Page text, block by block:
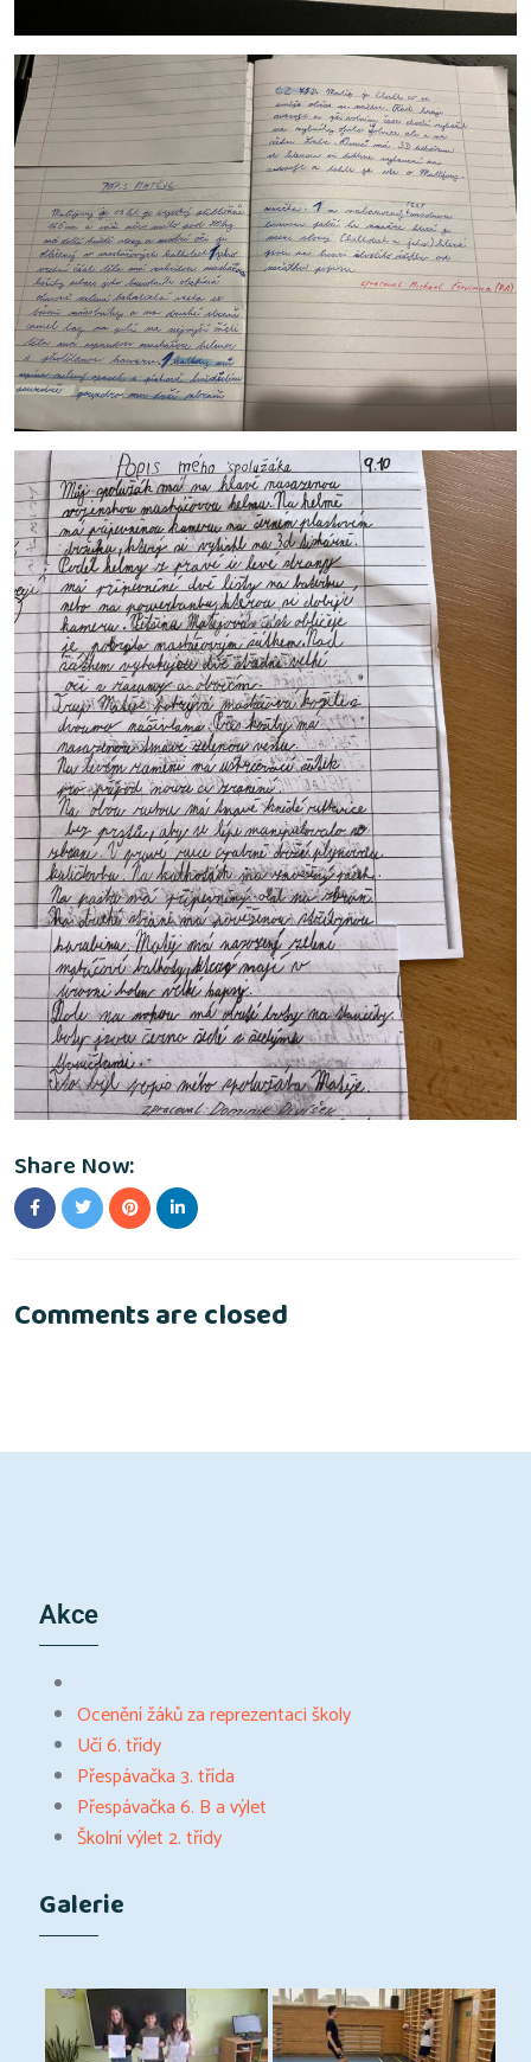
Share Now:
Comments are closed
Akce
Ocenění žáků za reprezentaci školy
Učí 6. třídy
Přespávačka 3. třída
Přespávačka 6. B a výlet
Školní výlet 2. třídy
Galerie